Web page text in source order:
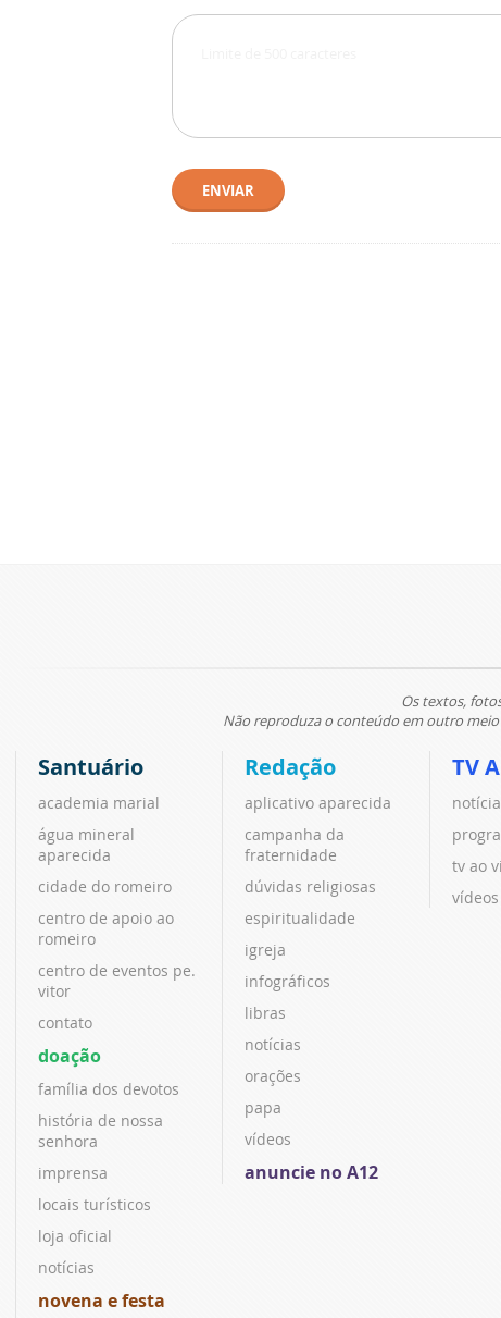
ENVIAR
Os textos,
Não reproduza o conteúdo em outro
Santuário
academia marial
água mineral
aparecida
cidade do romeiro
centro de apoio ao
romeiro
centro de eventos pe.
vitor
contato
doação
família dos devotos
história de nossa
senhora
imprensa
locais turísticos
loja oficial
notícias
novena e festa
Redação
aplicativo aparecida
campanha da
fraternidade
dúvidas religiosas
espiritualidade
igreja
infográficos
libras
notícias
orações
papa
vídeos
anuncie no A12
TV
tv ao
vídeos